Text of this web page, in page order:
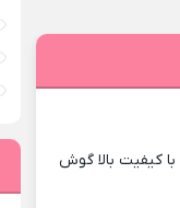
با کیفیت بالا گوش